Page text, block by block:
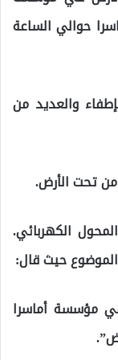
حوالي الساعة
والعديد من
تحت الأرض.
الكهربائي.
حيث قال:
انفجار في حوالي الساعة 18:15 في مؤسسة أماسرا